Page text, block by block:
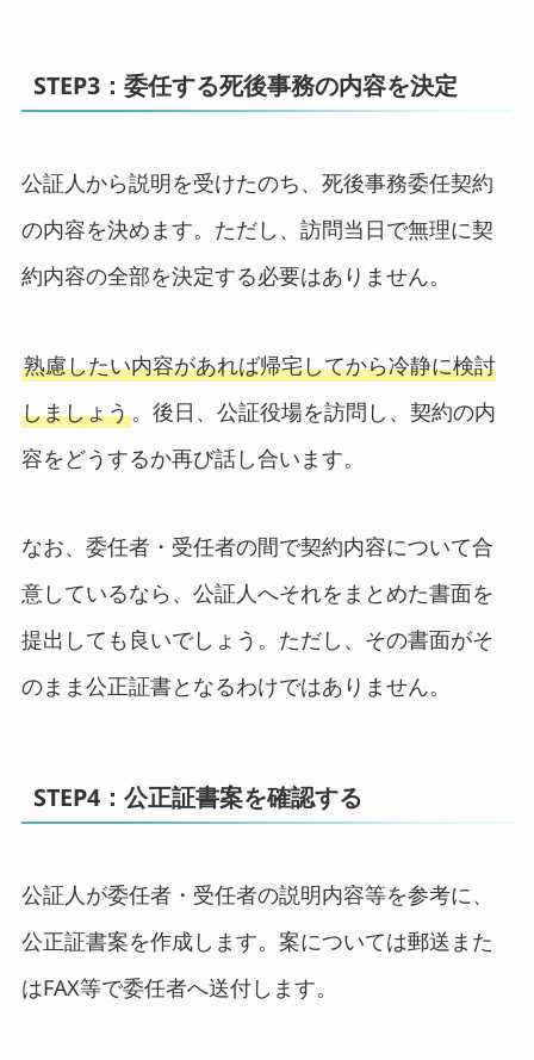
STEP3：委任する死後事務の内容を決定
公証人から説明を受けたのち、死後事務委任契約
の内容を決めます。ただし、訪問当日で無理に契
約内容の全部を決定する必要はありません。
熟慮したい内容があれば帰宅してから冷静に検討
しましょう。後日、公証役場を訪問し、契約の内
容をどうするか再び話し合います。
なお、委任者・受任者の間で契約内容について合
意しているなら、公証人へそれをまとめた書面を
提出しても良いでしょう。ただし、その書面がそ
のまま公正証書となるわけではありません。
STEP4：公正証書案を確認する
公証人が委任者・受任者の説明内容等を参考に、
公正証書案を作成します。案については郵送また
はFAX等で委任者へ送付します。